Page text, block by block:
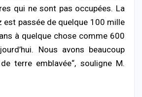
qui ne sont pas occupées. La
est passée de quelque 100 mille
à quelque chose comme 600
Nous avons beaucoup
terre emblavée“, souligne M.